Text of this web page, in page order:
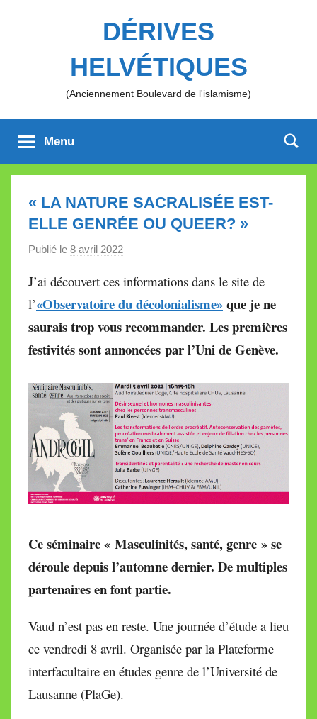
DÉRIVES
HELVÉTIQUES
(Anciennement Boulevard de l'islamisme)
Menu
« LA NATURE SACRALISÉE EST-
ELLE GENRÉE OU QUEER? »
Publié le 8 avril 2022
r
M
l
l
e
V
a
l
l
t
t
J’ai découvert ces informations dans le site de
l’«Observatoire du décolonialisme»que je ne
saurais trop vous recommander. Les premières
festivités sontannoncées par l’Uni de Genève.
Ce séminaire « Masculinités, santé, genre » se
déroule depuis l’automne dernier. Demultiples
partenaires en font partie.
Vaud n’est pas en reste. Une journée d’étude a lieu
ce vendredi 8 avril. Organisée par la Plateforme
interfacultaire en études genre de l’Université de
Lausanne (PlaGe).